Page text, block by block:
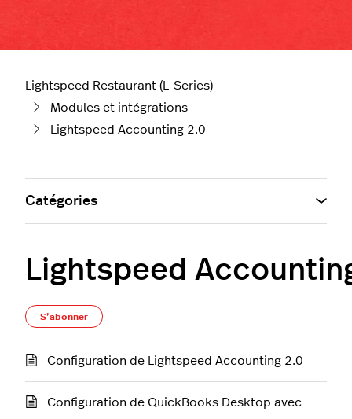
Lightspeed Restaurant (L-Series)
Modules et intégrations
Lightspeed Accounting 2.0
Lightspeed
S’abonner
Configuration de Lightspeed Accounting 2.0
Configuration de QuickBooks Desktop avec
Catégories